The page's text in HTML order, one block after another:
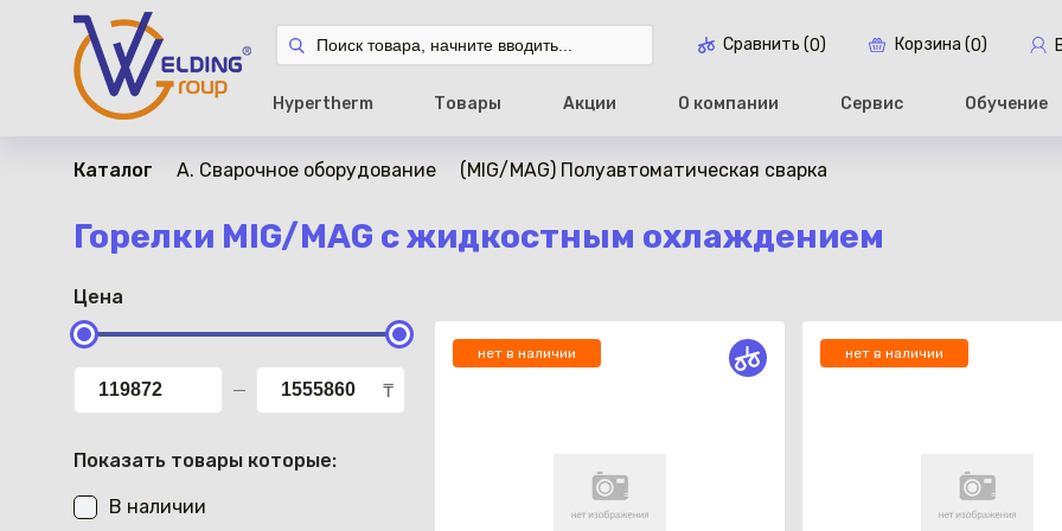
Сравнить (0) Корзина (0)
Hypertherm Товары Акции О компании Сервис Обучение
Каталог A. Сварочное оборудование (MIG/MAG) Полуавтоматическая сварка
Горелки MIG/MAG с жидкостным охлаждением
Цена
₸
Показать товары которые:
В наличии
нет в наличии нет в наличии